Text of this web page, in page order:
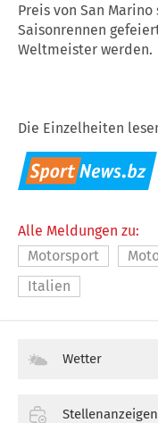
Preis von San
Saisonrennen
Weltmeister werden.
Die Einzelheiten
Alle Meldungen zu:
Motorsport
Italien
Wetter
Stellenanzeigen